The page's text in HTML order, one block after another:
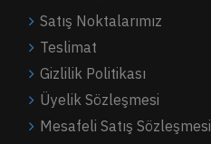
Satış Noktalarımız
Teslimat
Gizlilik Politikası
Üyelik Sözleşmesi
Mesafeli Satış Sözleşmesi